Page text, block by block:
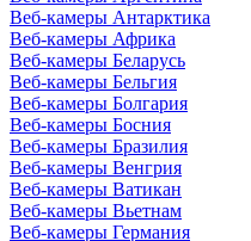
Веб-камеры Антарктика
Веб-камеры Африка
Веб-камеры Беларусь
Веб-камеры Бельгия
Веб-камеры Болгария
Веб-камеры Босния
Веб-камеры Бразилия
Веб-камеры Венгрия
Веб-камеры Ватикан
Веб-камеры Вьетнам
Веб-камеры Германия